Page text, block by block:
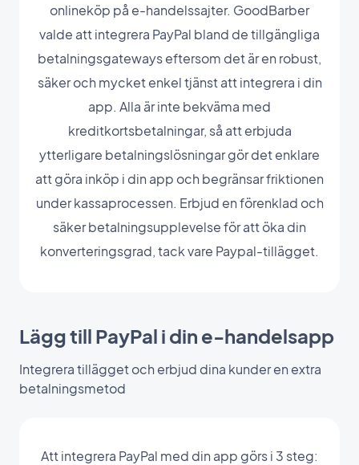
onlineköp på e-handelssajter. GoodBarber
valde att integrera PayPal bland de tillgängliga
betalningsgateways eftersom det är en robust,
säker och mycket enkel tjänst att integrera i din
app. Alla är inte bekväma med
kreditkortsbetalningar, så att erbjuda
ytterligare betalningslösningar gör det enklare
att göra inköp i din app och begränsar friktionen
under kassaprocessen. Erbjud en förenklad och
säker betalningsupplevelse för att öka din
konverteringsgrad, tack vare Paypal-tillägget.
Lägg till PayPal i din e-handelsapp
Integrera tillägget och erbjud dina kunder en extra
betalningsmetod
Att integrera PayPal med din app görs i 3 steg: